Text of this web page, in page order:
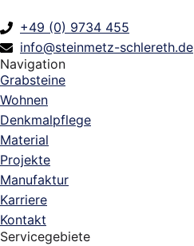
+49 (0) 9734 455
info@steinmetz-schlereth.de
Navigation
Grabsteine
Wohnen
Denkmalpflege
Material
Projekte
Manufaktur
Karriere
Kontakt
Servicegebiete